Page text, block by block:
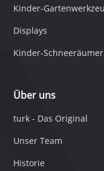
Kinder-
Displays
Kinder-Schneeräumer
Über uns
turk - Das Original
Unser Team
Historie